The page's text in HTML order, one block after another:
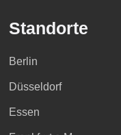
Standorte
Berlin
Düsseldorf
Essen